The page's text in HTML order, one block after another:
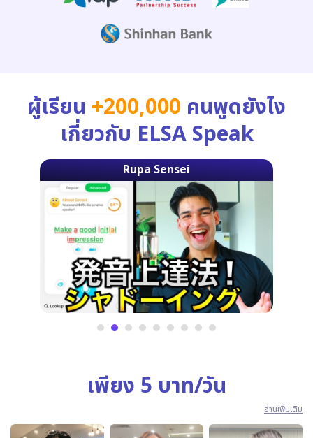
ผู้เรียน +200,000 คนพูดยังไง
เกี่ยวกับ ELSA Speak
Rupa Sensei
เพียง 5 บาท/วัน
อ่านเพิ่มเติม